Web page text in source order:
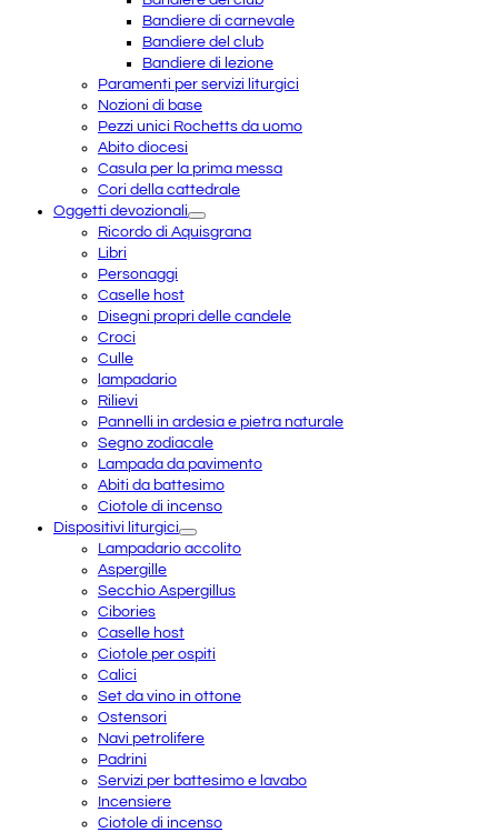
Bandiere di carnevale
Bandiere del club
Bandiere di lezione
Paramenti per servizi liturgici
Nozioni di base
Pezzi unici Rochetts da uomo
Abito diocesi
Casula per la prima messa
Cori della cattedrale
Oggetti devozionali
Ricordo di Aquisgrana
Libri
Personaggi
Caselle host
Disegni propri delle candele
Croci
Culle
lampadario
Rilievi
Pannelli in ardesia e pietra naturale
Segno zodiacale
Lampada da pavimento
Abiti da battesimo
Ciotole di incenso
Dispositivi liturgici
Lampadario accolito
Aspergille
Secchio Aspergillus
Cibories
Caselle host
Ciotole per ospiti
Calici
Set da vino in ottone
Ostensori
Navi petrolifere
Padrini
Servizi per battesimo e lavabo
Incensiere
Ciotole di incenso